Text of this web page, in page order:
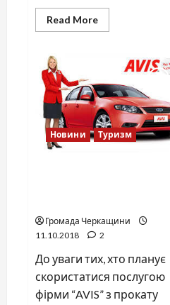
Read MoreRead
more
Олександр
Македонський
–
найкращі
полководці
всіх
часів!
Новини Туризм
Громада Черкащини
11.10.2018
2
До уваги тих, хто планує
скористатися послугою
фірми “AVIS” з прокату